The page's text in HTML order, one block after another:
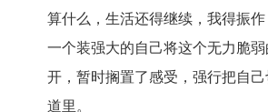
算什么，生活还得继续，我得振
一个装强大的自己将这个无力脆
开，暂时搁置了感受，强行把自
道里。